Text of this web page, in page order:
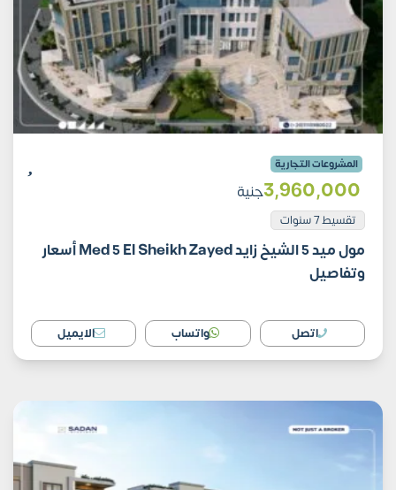
المشروعات التجارية
3٬960٬000جنية
تقسيط 7 سنوات
مول ميد 5 الشيخ زايد Med 5 El Sheikh Zayed أسعار
وتفاصيل
اتصل واتساب الايميل